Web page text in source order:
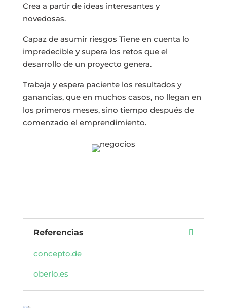
Crea a partir de ideas interesantes y
novedosas.
Capaz de asumir riesgos Tiene en cuenta lo
impredecible y supera los retos que el
desarrollo de un proyecto genera.
Trabaja y espera paciente los resultados y
ganancias, que en muchos casos, no llegan en
los primeros meses, sino tiempo después de
comenzado el emprendimiento.
Referencias
concepto.de
oberlo.es